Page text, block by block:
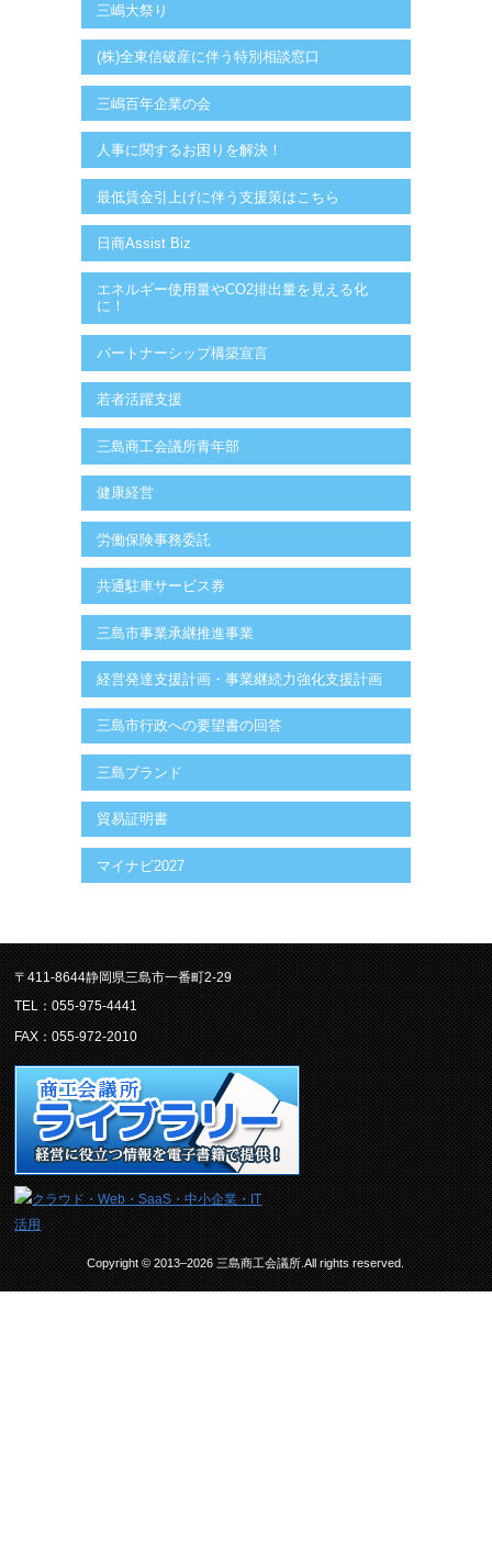
三嶋大祭り
(株)全東信破産に伴う特別相談窓口
三嶋百年企業の会
人事に関するお困りを解決！
最低賃金引上げに伴う支援策はこちら
日商Assist Biz
エネルギー使用量やCO2排出量を見える化
に！
パートナーシップ構築宣言
若者活躍支援
三島商工会議所青年部
健康経営
労働保険事務委託
共通駐車サービス券
三島市事業承継推進事業
経営発達支援計画・事業継続力強化支援計画
三島市行政への要望書の回答
三島ブランド
貿易証明書
マイナビ2027
〒411-8644静岡県三島市一番町2-29
TEL：055-975-4441
FAX：055-972-2010
Copyright © 2013–2026 三島商工会議所.All rights reserved.